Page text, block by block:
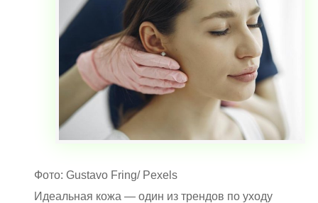
Фото: Gustavo Fring/ Pexels
Идеальная кожа — один из трендов по уходу